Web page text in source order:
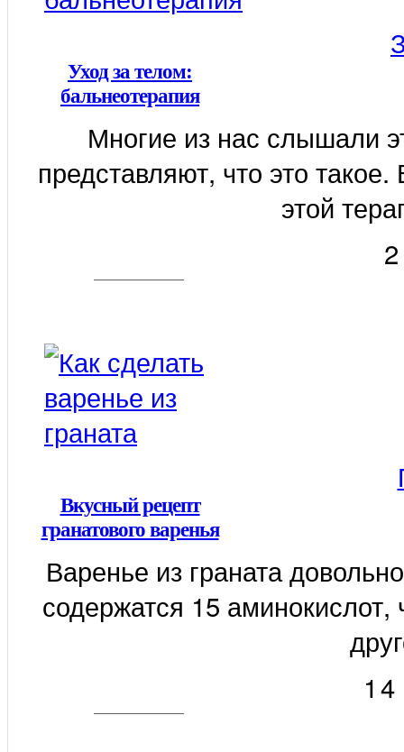
Уход за телом:
бальнеотерапия
Многие из нас слышали
представляют, что это
этой
Вкусный рецепт
гранатового варенья
Варенье из граната
содержатся 15